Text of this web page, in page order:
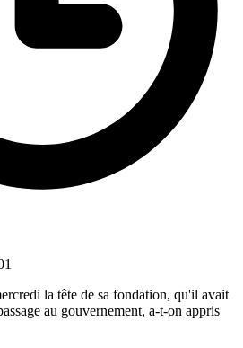
la tête de sa fondation, qu'il avait
au gouvernement, a-t-on appris